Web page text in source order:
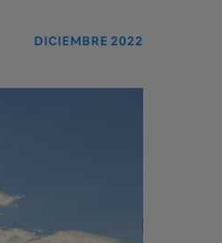
DICIEMBRE 2022